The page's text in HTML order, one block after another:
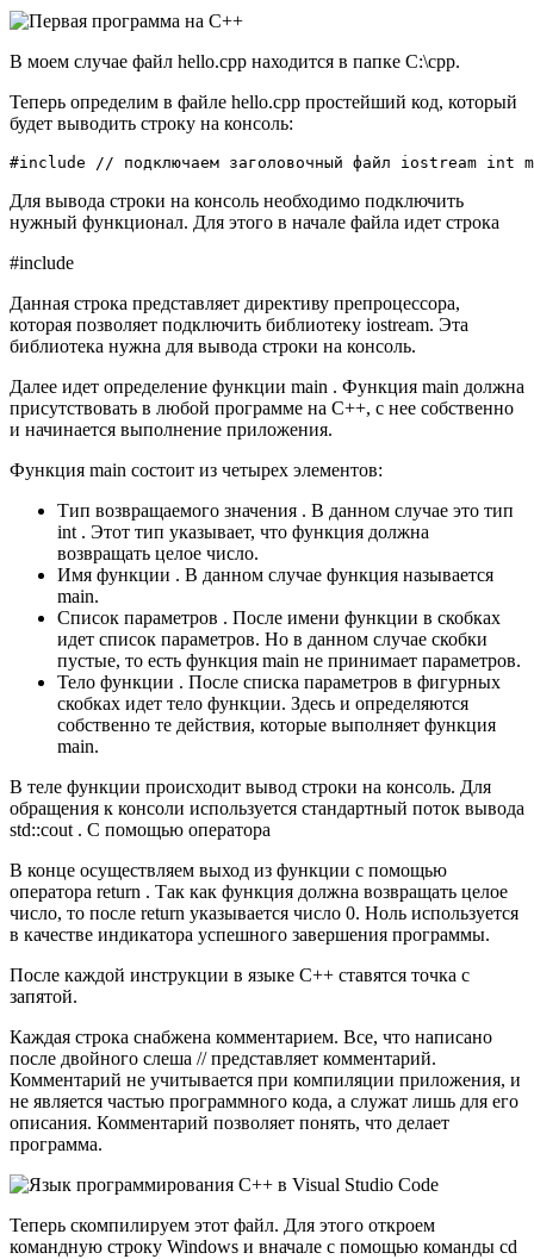
В моем случае файл hello.cpp находится в папке C:\cpp.
Теперь определим в файле hello.cpp простейший код, который
будет выводить строку на консоль:
#include // подключаем заголовочный файл iostream
Для вывода строки на консоль необходимо подключить
нужный функционал. Для этого в начале файла идет строка
#include
Данная строка представляет директиву препроцессора,
которая позволяет подключить библиотеку iostream. Эта
библиотека нужна для вывода строки на консоль.
Далее идет определение функции main . Функция main должна
присутствовать в любой программе на С++, с нее собственно
и начинается выполнение приложения.
Функция main состоит из четырех элементов:
Тип возвращаемого значения . В данном случае это тип
int . Этот тип указывает, что функция должна
возвращать целое число.
Имя функции . В данном случае функция называется
main.
Список параметров . После имени функции в скобках
идет список параметров. Но в данном случае скобки
пустые, то есть функция main не принимает параметров.
Тело функции . После списка параметров в фигурных
скобках идет тело функции. Здесь и определяются
собственно те действия, которые выполняет функция
main.
В теле функции происходит вывод строки на консоль. Для
обращения к консоли используется стандартный поток вывода
std::cout . С помощью оператора
В конце осуществляем выход из функции с помощью
оператора return . Так как функция должна возвращать целое
число, то после return указывается число 0. Ноль используется
в качестве индикатора успешного завершения программы.
После каждой инструкции в языке C++ ставятся точка с
запятой.
Каждая строка снабжена комментарием. Все, что написано
после двойного слеша // представляет комментарий.
Комментарий не учитывается при компиляции приложения, и
не является частью программного кода, а служат лишь для его
описания. Комментарий позволяет понять, что делает
программа.
Теперь скомпилируем этот файл. Для этого откроем
командную строку Windows и вначале с помощью команды cd